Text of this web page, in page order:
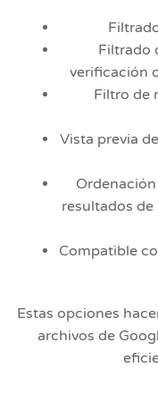
Filtrado
verificación
Filtro de
Vista previa
resultados
Compatible
Estas opciones
archivos de